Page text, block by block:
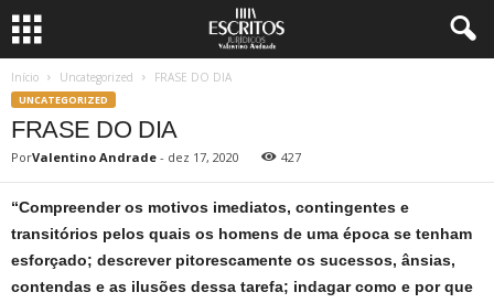
Início Uncategorized FRASE DO DIA
UNCATEGORIZED
FRASE DO DIA
PorValentino Andrade - dez 17, 2020 427
“Compreender os motivos imediatos, contingentes e
transitórios pelos quais os homens de uma época se tenham
esforçado; descrever pitorescamente os sucessos, ânsias,
contendas e as ilusões dessa tarefa; indagar como e por que